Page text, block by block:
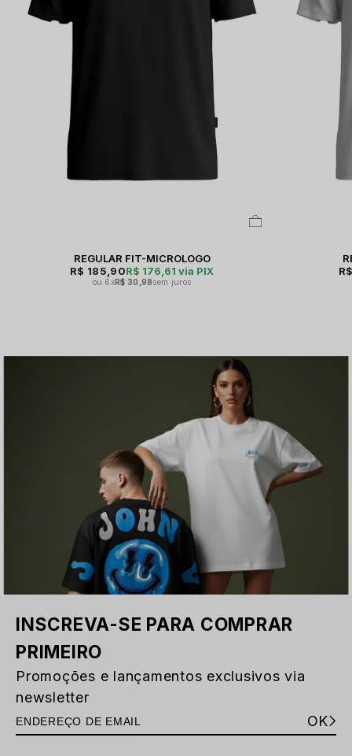
REGULAR FIT-MICROLOGO
R$ 176,61 via PIX
R$ 185,90
6xR$ 30,98sem juros
INSCREVA-SE PARA COMPRAR
PRIMEIRO
Promoções e lançamentos exclusivos via
newsletter
OK